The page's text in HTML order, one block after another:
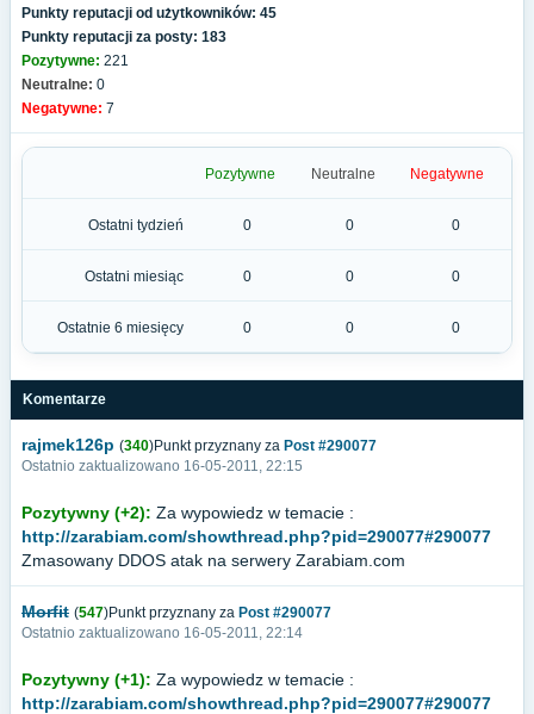
Punkty reputacji od użytkowników: 45
Punkty reputacji za posty: 183
Pozytywne: 221
Neutralne: 0
Negatywne: 7
Pozytywne Neutralne Negatywne
Ostatni tydzień 0 0 0
Ostatni miesiąc 0 0 0
Ostatnie 6 miesięcy 0 0 0
Komentarze
rajmek126p (340)Punkt przyznany za Post #290077
Ostatnio zaktualizowano 16-05-2011, 22:15
Pozytywny (+2): Za wypowiedz w temacie :
http://zarabiam.com/showthread.php?pid=290077#290077
Zmasowany DDOS atak na serwery Zarabiam.com
Morfit (547)Punkt przyznany za Post #290077
Ostatnio zaktualizowano 16-05-2011, 22:14
Pozytywny (+1): Za wypowiedz w temacie :
http://zarabiam.com/showthread.php?pid=290077#290077